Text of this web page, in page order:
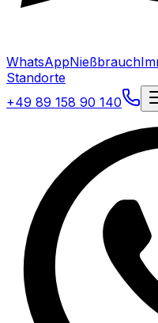
WhatsAppNießbrauch
Standorte
+49 89 158 90 140